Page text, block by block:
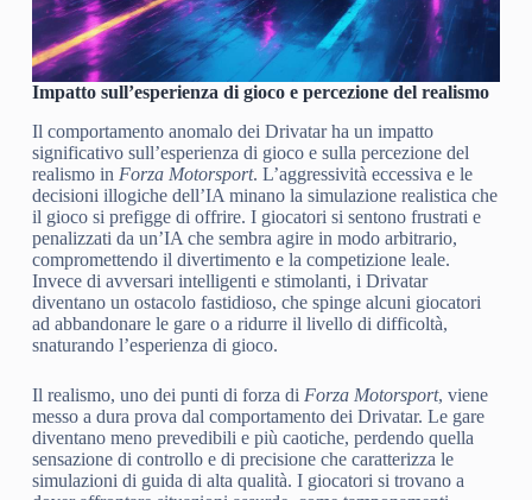
Impatto sull’esperienza di gioco e percezione del realismo
Il comportamento anomalo dei Drivatar ha un impatto
significativo sull’esperienza di gioco e sulla percezione del
realismo in Forza Motorsport. L’aggressività eccessiva e le
decisioni illogiche dell’IA minano la simulazione realistica che
il gioco si prefigge di offrire. I giocatori si sentono frustrati e
penalizzati da un’IA che sembra agire in modo arbitrario,
compromettendo il divertimento e la competizione leale.
Invece di avversari intelligenti e stimolanti, i Drivatar
diventano un ostacolo fastidioso, che spinge alcuni giocatori
ad abbandonare le gare o a ridurre il livello di difficoltà,
snaturando l’esperienza di gioco.
Il realismo, uno dei punti di forza di Forza Motorsport, viene
messo a dura prova dal comportamento dei Drivatar. Le gare
diventano meno prevedibili e più caotiche, perdendo quella
sensazione di controllo e di precisione che caratterizza le
simulazioni di guida di alta qualità. I giocatori si trovano a